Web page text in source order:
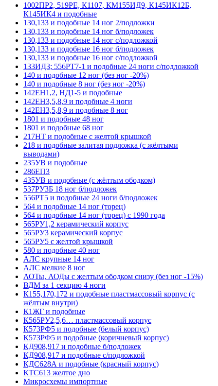
1002ПР2, 519РЕ, К1107, КМ155ИД9, К145ИК12Б,
К145ИК4 и подобные
130,133 и подобные 14 ног 2/подложки
130,133 и подобные 14 ног б/подложек
130,133 и подобные 14 ног с/подложкой
130,133 и подобные 16 ног б/подложек
130,133 и подобные 16 ног с/подложкой
133ИД3; 556РТ7-1 и подобные 24 ноги с/подложкой
140 и подобные 12 ног (без ног -20%)
140 и подобные 8 ног (без ног -20%)
142ЕН1,2, НД1-5 и подобные
142ЕН3,5,8,9 и подобные 4 ноги
142ЕН3,5,8,9 и подобные 8 ног
1801 и подобные 48 ног
1801 и подобные 68 ног
217НТ и подобные с желтой крышкой
218 и подобные залитая подложка (с жёлтыми
выводами)
235УВ и подобные
286ЕП3
435УВ и подобные (с жёлтым ободком)
537РУ3Б 18 ног б/подложек
556РТ5 и подобные 24 ноги б/подложек
564 и подобные 14 ног (торец)
564 и подобные 14 ног (торец) с 1990 года
565РУ1,2 керамический корпус
565РУ3 керамический корпус
565РУ5 с желтой крышкой
580 и подобные 40 ног
АЛС крупные 14 ног
АЛС мелкие 8 ног
АОТы, АОДы с желтым ободком снизу (без ног -15%)
ВДМ за 1 секцию 4 ноги
К155,170,172 и подобные пластмассовый корпус (с
жёлтым внутри)
К1ЖГ и подобные
К565РУ2,5,6… пластмассовый корпус
К573РФ5 и подобные (белый корпус)
К573РФ5 и подобные (коричневый корпус)
КД908,917 и подобные б/подложек
КД908,917 и подобные с/подложкой
КДС628А и подобные (красный корпус)
КТС613 желтое дно
Микросхемы импортные